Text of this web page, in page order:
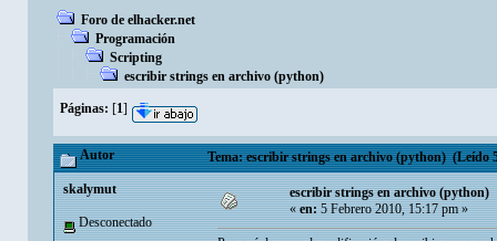
Foro de elhacker.net
Programación
Scripting
escribir strings en archivo (python)
Páginas: [1]
Autor Tema: escribir strings en archivo (python) (Leído
skalymut
Desconectado
escribir strings en archivo (python)
«en:5 Febrero 2010, 15:17 pm »